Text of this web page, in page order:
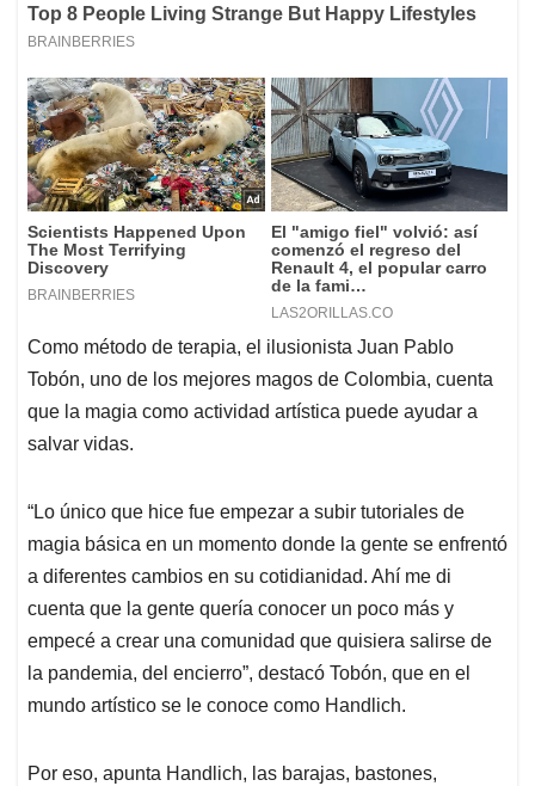
Como método de terapia, el ilusionista Juan Pablo
Tobón, uno de los mejores magos de Colombia, cuenta
que la magia como actividad artística puede ayudar a
salvar vidas.
“Lo único que hice fue empezar a subir tutoriales de
magia básica en un momento donde la gente se enfrentó
a diferentes cambios en su cotidianidad. Ahí me di
cuenta que la gente quería conocer un poco más y
empecé a crear una comunidad que quisiera salirse de
la pandemia, del encierro”, destacó Tobón, que en el
mundo artístico se le conoce como Handlich.
Por eso, apunta Handlich, las barajas, bastones,